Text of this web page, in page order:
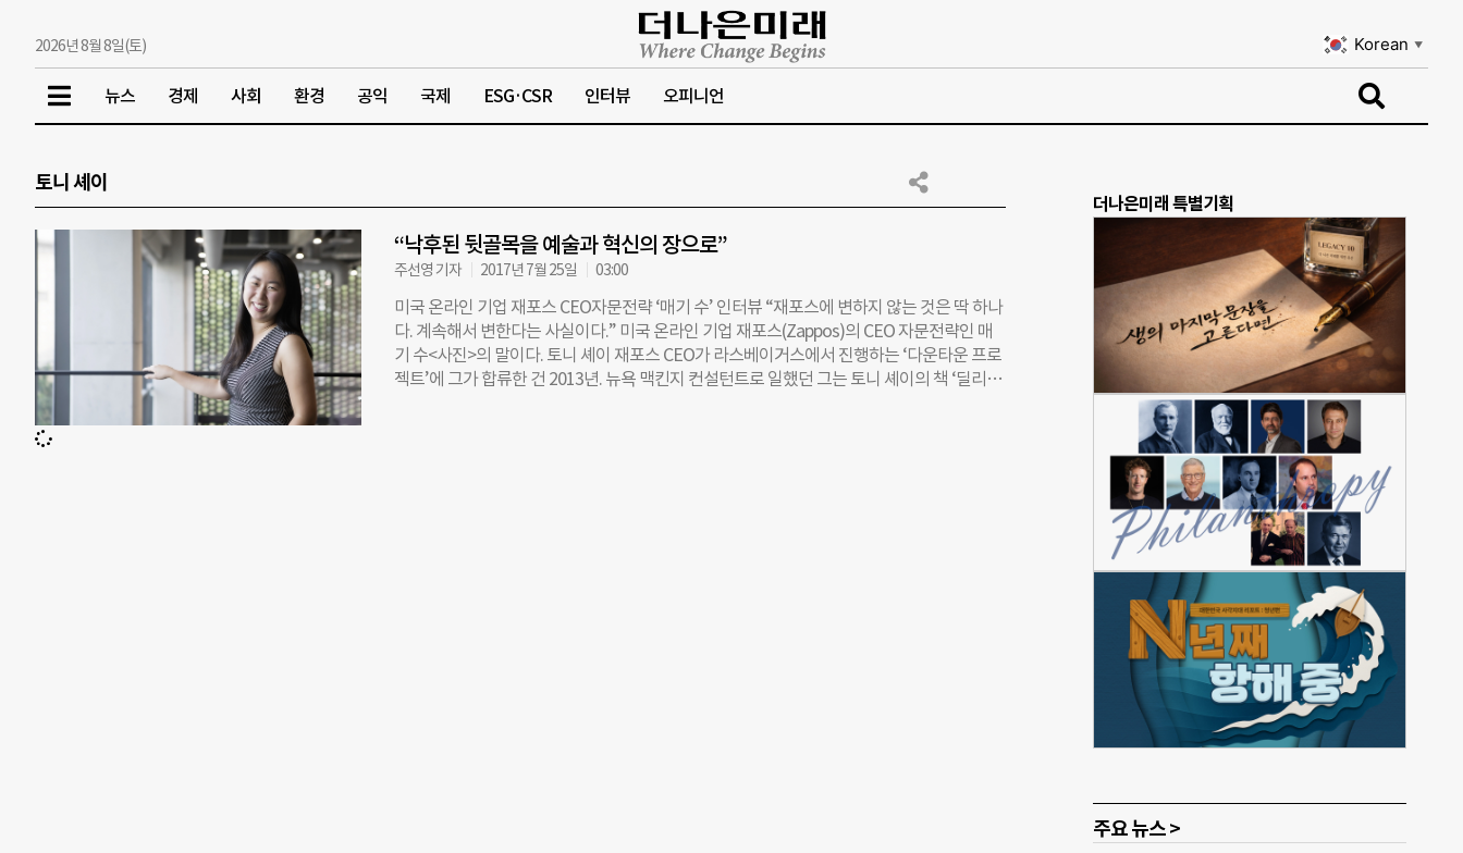
2026년 8월 8일(토) Korean ▼
뉴스 경제 사회 환경 공익 국제 ESG·CSR 인터뷰 오피니언
토니 셰이
“낙후된 뒷골목을 예술과 혁신의 장으로”
주선영 기자 2017년 7월 25일 03:00
미국 온라인 기업 재포스 CEO자문전략 ‘매기 수’ 인터뷰 “재포스에 변하지 않는 것은 딱 하나
다. 계속해서 변한다는 사실이다.” 미국 온라인 기업 재포스(Zappos)의 CEO 자문전략인 매
기 수<사진>의 말이다. 토니 셰이 재포스 CEO가 라스베이거스에서 진행하는 ‘다운타운 프로
젝트’에 그가 합류한 건 2013년. 뉴욕 맥킨지 컨설턴트로 일했던 그는 토니 셰이의 책 ‘딜리버
더나은미래 특별기획
주요 뉴스 >